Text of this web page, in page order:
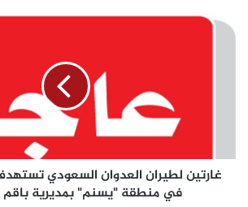
غارتين لطيران العدوان السعودي
في منطقة "يسنم" بمديرية باقم